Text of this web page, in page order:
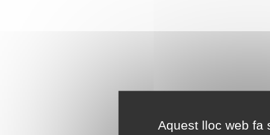
Aquest lloc web fa